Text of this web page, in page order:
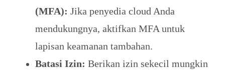
(MFA): Jika penyedia cloud Anda
mendukungnya, aktifkan MFA untuk
lapisan keamanan tambahan.
Batasi Izin: Berikan izin sekecil mungkin